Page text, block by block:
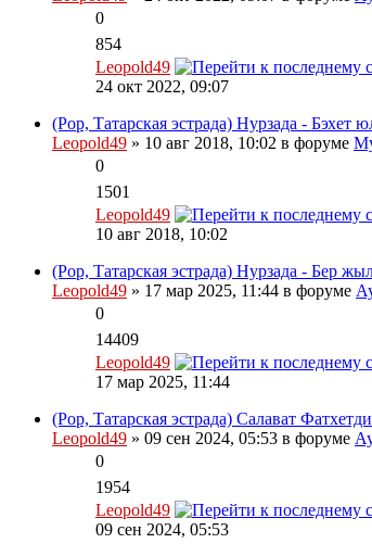
0
854
Leopold49
24 окт 2022, 09:07
(Pop, Татарская эстрада) Нурзада - Бэхет
Leopold49 » 10 авг 2018, 10:02 в форуме
0
1501
Leopold49
10 авг 2018, 10:02
(Pop, Татарская эстрада) Нурзада - Бер
Leopold49 » 17 мар 2025, 11:44 в форуме
0
14409
Leopold49
17 мар 2025, 11:44
(Pop, Татарская эстрада) Салават
Leopold49 » 09 сен 2024, 05:53 в форуме
0
1954
Leopold49
09 сен 2024, 05:53